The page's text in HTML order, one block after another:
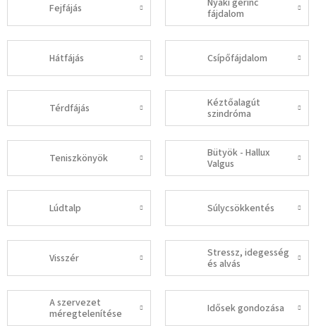
Fejfájás
fájdalom
Hátfájás Csípőfájdalom
Térdfájás
Kéztőalagút
szindróma
Teniszkönyök
Bütyök - Hallux
Valgus
Lúdtalp Súlycsökkentés
Visszér
Stressz, idegesség
és alvás
A szervezet
méregtelenítése
Idősek gondozása